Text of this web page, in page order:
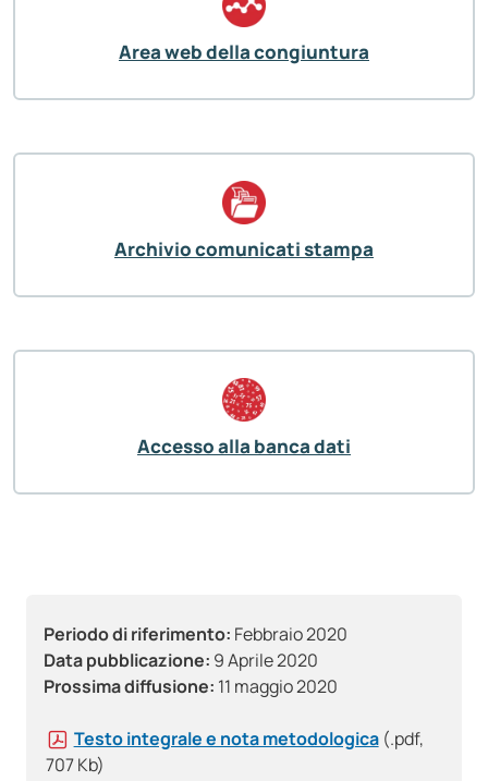
Periodo di riferimento: Febbraio 2020
Data pubblicazione: 9 Aprile 2020
Prossima diffusione: 11 maggio 2020
Testo integrale e nota metodologica (.pdf,
707 Kb)
Area web della congiuntura
Archivio comunicati stampa
Accesso alla banca dati